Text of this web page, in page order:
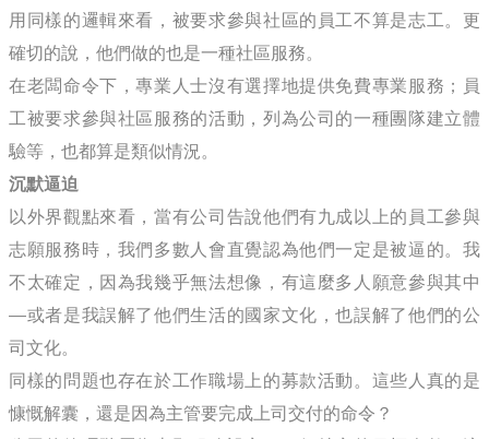
用同樣的邏輯來看，被要求參與社區的員工不算是志工。更
確切的說，他們做的也是一種社區服務。
在老闆命令下，專業人士沒有選擇地提供免費專業服務；員
工被要求參與社區服務的活動，列為公司的一種團隊建立體
驗等，也都算是類似情況。
沉默逼迫
以外界觀點來看，當有公司告說他們有九成以上的員工參與
志願服務時，我們多數人會直覺認為他們一定是被逼的。我
不太確定，因為我幾乎無法想像，有這麼多人願意參與其中
—或者是我誤解了他們生活的國家文化，也誤解了他們的公
司文化。
同樣的問題也存在於工作職場上的募款活動。這些人真的是
慷慨解囊，還是因為主管要完成上司交付的命令？